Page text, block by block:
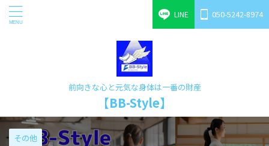
LINE 050-5242-8974
前向きな心と元気な身体は一番の財産
【BB-Style】
その他